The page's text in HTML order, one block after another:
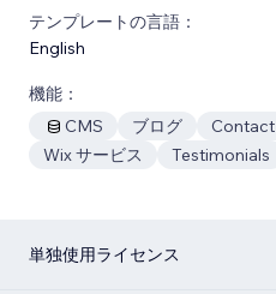
テンプレートの言語：
English
機能：
CMS
ブログ Contact
Wix サービス
Testimonials
単独使用ライセンス